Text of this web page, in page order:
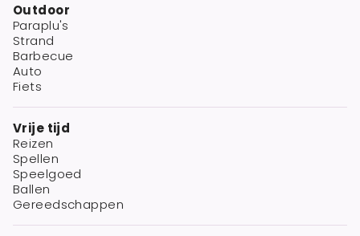
Outdoor
Paraplu's
Strand
Barbecue
Auto
Fiets
Vrije tijd
Reizen
Spellen
Speelgoed
Ballen
Gereedschappen